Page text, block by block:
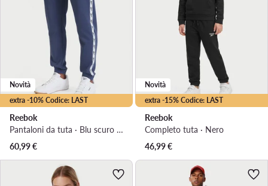
extra -10% Codice: LAST
Novità
Reebok
Pantaloni da tuta · Blu scuro · Regular Fit
60,99€
extra -15% Codice: LAST
Novità
Reebok
Completo tuta · Nero
46,99€